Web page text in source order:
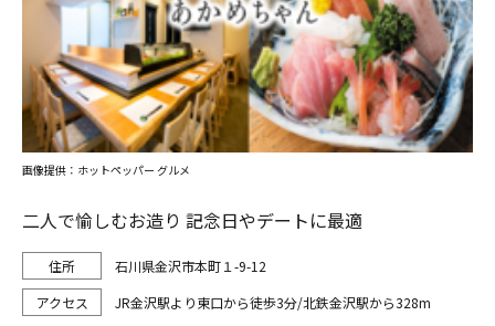
二人で愉しむお造り 記念日やデートに最適
石川県金沢市本町１-9-12
JR金沢駅より東口から徒歩3分/北鉄金沢駅から328m
画像提供：ホットペッパー グルメ